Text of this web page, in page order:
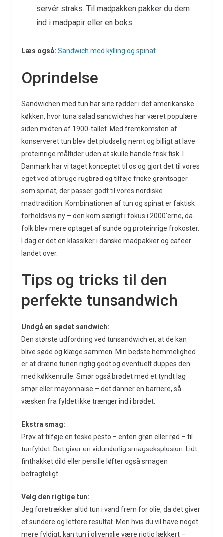
servér straks. Til madpakken pakker du dem
ind i madpapir eller en boks.
Læs også: Sandwich med kylling og spinat
Oprindelse
Sandwichen med tun har sine rødder i det amerikanske
køkken, hvor tuna salad sandwiches har været populære
siden midten af 1900-tallet. Med fremkomsten af
konserveret tun blev det pludselig nemt og billigt at lave
proteinrige måltider uden at skulle handle frisk fisk. I
Danmark har vi taget konceptet til os og gjort det til vores
eget ved at bruge rugbrød og tilføje friske grøntsager
som spinat, der passer godt til vores nordiske
madtradition. Kombinationen af tun og spinat er faktisk
forholdsvis ny – den kom særligt i fokus i 2000’erne, da
folk blev mere optaget af sunde og proteinrige frokoster.
I dag er det en klassiker i danske madpakker og cafeer
landet over.
Tips og tricks til den
perfekte tunsandwich
Undgå en sødet sandwich:
Den største udfordring ved tunsandwich er, at de kan
blive søde og klæge sammen. Min bedste hemmelighed
er at dræne tunen rigtig godt og eventuelt duppes den
med køkkenrulle. Smør også brødet med et tyndt lag
smør eller mayonnaise – det danner en barriere, så
væsken fra fyldet ikke trænger ind i brødet.
Ekstra smag:
Prøv at tilføje en teske pesto – enten grøn eller rød – til
tunfyldet. Det giver en vidunderlig smagseksplosion. Lidt
finthakket dild eller persille løfter også smagen
betragteligt.
Velg den rigtige tun:
Jeg foretrækker altid tun i vand frem for olie, da det giver
et sundere og lettere resultat. Men hvis du vil have noget
mere fyldigt, kan tun i olivenolie være rigtig lækkert –